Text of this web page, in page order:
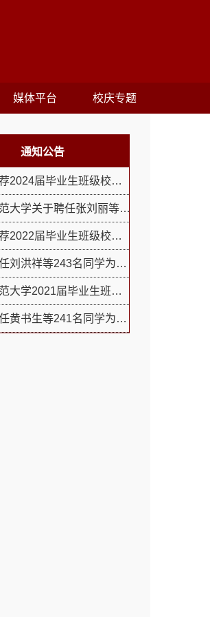
媒体平台 校庆专题
通知公告
关于推荐2024届毕业生班级校友联...
福建师范大学关于聘任张刘丽等24...
关于推荐2022届毕业生班级校友联...
关于聘任刘洪祥等243名同学为福...
福建师范大学2021届毕业生班级校...
关于聘任黄书生等241名同学为福...